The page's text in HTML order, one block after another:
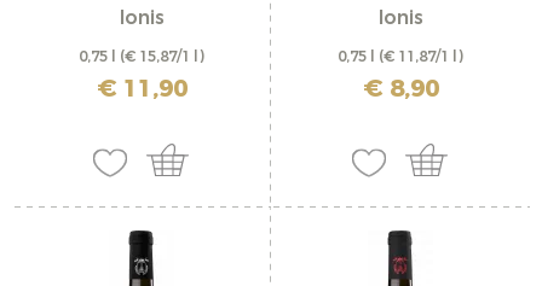
Ionis
0,75 l (€ 15,87/1 l)
inkl. MwSt. zzgl. Versandkosten
€ 11,90
Ionis
0,75 l (€ 11,87/1 l)
inkl. MwSt. zzgl. Versandkosten
€ 8,90